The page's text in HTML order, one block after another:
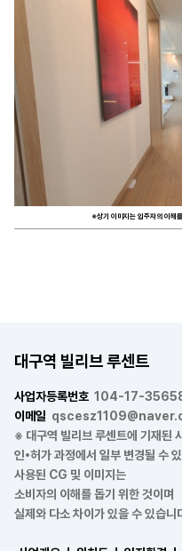
※상기 이미지는 입주자의 이해
대구역 빌리브 루센트
사업자등록번호 104-17-
이메일
※ 대구역 빌리브 루센트에 기재된
인•허가 과정에서 일부 변경될 수
사용된 CG 및 이미지는
소비자의 이해를 돕기 위한 것이며
실제와 다소 차이가 있을 수 있습니